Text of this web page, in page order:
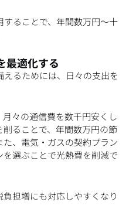
ることで、年間数万円〜十
最適化する
るためには、日々の支出を
々の通信費を数千円安くし
ることで、年間数万円の節
、電気・ガスの契約プラン
選ぶことで光熱費を削減で
担増にも対応しやすくなり